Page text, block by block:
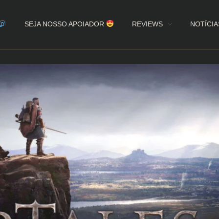
SEJA NOSSO APOIADOR REVIEWS